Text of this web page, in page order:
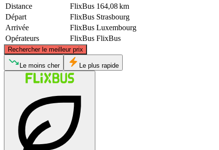
Distance
FlixBus 164,08 km
Départ
FlixBus Strasbourg
Arrivée
FlixBus Luxembourg
Opérateurs
FlixBus FlixBus
Rechercher le meilleur prix
Luxembourg
©CARTO
Le moins cher Le plus rapide